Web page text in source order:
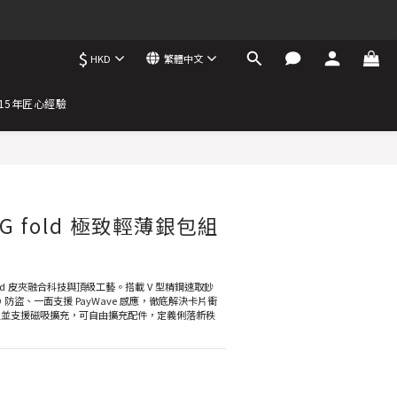
$ HKD 繁體中文
年匠心經驗
fold 極致輕薄銀包組
皮夾融合科技與頂級工藝。搭載 V 型精鋼速取鈔
防盜、一面支援 PayWave 感應，徹底解決卡片衝
支援磁吸擴充，可自由擴充配件，定義俐落新秩